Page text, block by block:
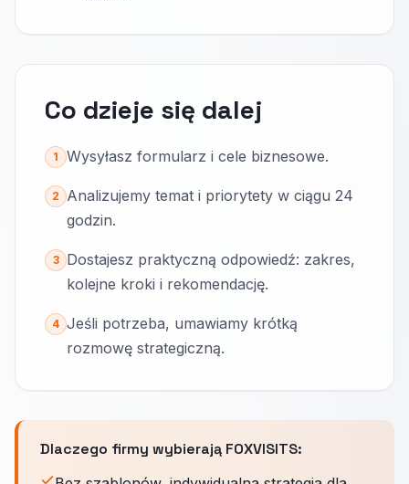
Co dzieje się dalej
1 Wysyłasz formularz i cele biznesowe.
2
Analizujemy temat i priorytety w ciągu 24
godzin.
3
Dostajesz praktyczną odpowiedź: zakres,
kolejne kroki i rekomendację.
4 Jeśli potrzeba, umawiamy krótką
rozmowę strategiczną.
Dlaczego firmy wybierają FOXVISITS: